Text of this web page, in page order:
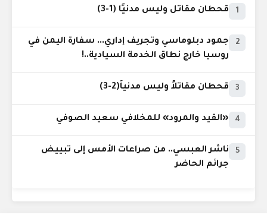
1 قحطان مقاتل وليس مدنيًا (1-3)
2
جمود دبلوماسي وتجريف إداري... سفارة اليمن في
روسيا خارج نطاق الخدمة السيادية..!
3 قحطان مقاتلاً وليس مدنياً(2-3)
4 «القيد والمرود» للمخلافي سعيد الصوفي
5
ناشر العبسي.. من صراعات الأمس إلى تبييض
جرائم الحاضر